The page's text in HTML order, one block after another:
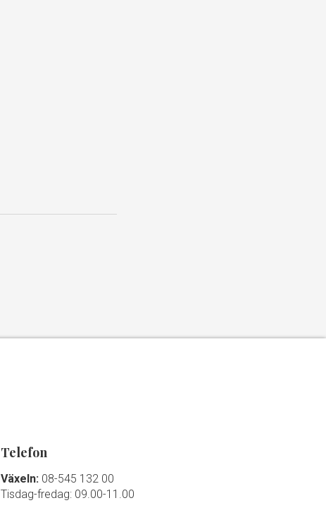
Telefon
Växeln: 08-545 132 00
Tisdag-fredag: 09.00-11.00